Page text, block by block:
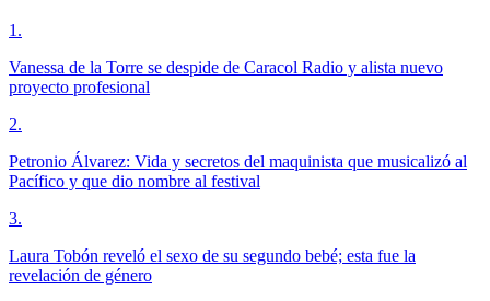
1 .
Vanessa de la Torre se despide de Caracol Radio y alista nuevo
proyecto profesional
2.
Petronio Álvarez: Vida y secretos del maquinista que musicalizó al
Pacífico y que dio nombre al festival
3.
Laura Tobón reveló el sexo de su segundo bebé; esta fue la
revelación de género